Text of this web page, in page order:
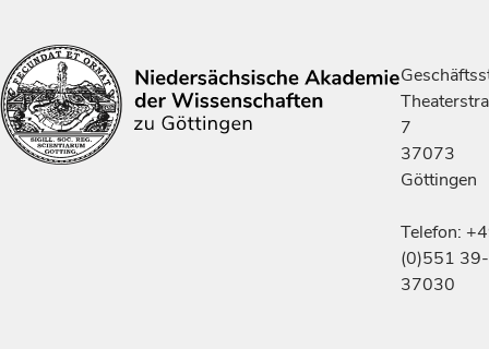
7
37073
Göttingen
Telefon:
(0)551 39-
37030